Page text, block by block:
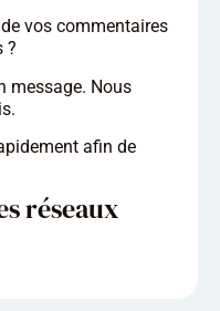
vos commentaires
?
message. Nous
afin de
réseaux